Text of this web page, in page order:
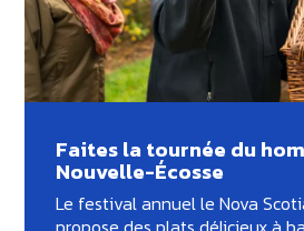
Faites la tournée du
Nouvelle-Écosse
Le festival annuel le Nova